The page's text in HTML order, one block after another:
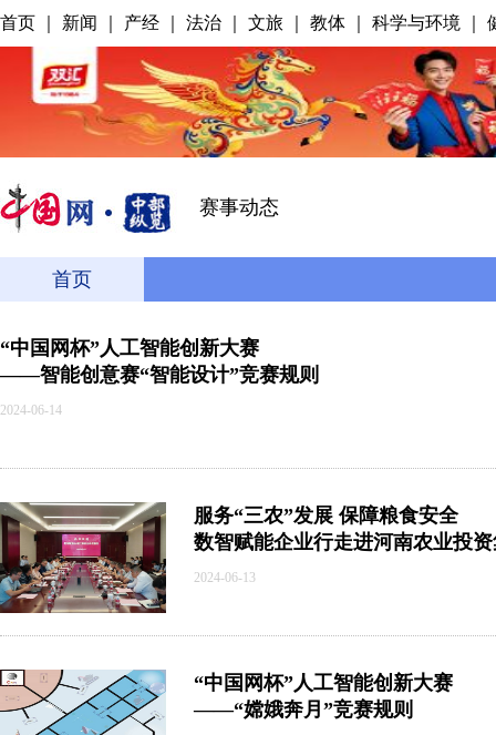
首页 新闻 产经 法治 文旅 教体 科学与环境
赛事动态
首页
“中国网杯”人工智能创新大赛
——智能创意赛“智能设计”竞赛规则
2024-06-14
服务“三农”发展 保障粮食安全
数智赋能企业行走进河南农业投
2024-06-13
“中国网杯”人工智能创新大赛
——“嫦娥奔月”竞赛规则